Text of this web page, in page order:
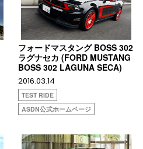
フォードマスタング BOSS 302
ラグナセカ (FORD MUSTANG
BOSS 302 LAGUNA SECA)
2016.03.14
TEST RIDE
ASDN公式ホームページ